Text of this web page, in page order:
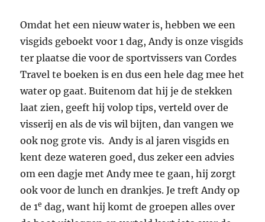
Omdat het een nieuw water is, hebben we een
visgids geboekt voor 1 dag, Andy is onze visgids
ter plaatse die voor de sportvissers van Cordes
Travel te boeken is en dus een hele dag mee het
water op gaat. Buitenom dat hij je de stekken
laat zien, geeft hij volop tips, verteld over de
visserij en als de vis wil bijten, dan vangen we
ook nog grote vis. Andy is al jaren visgids en
kent deze wateren goed, dus zeker een advies
om een dagje met Andy mee te gaan, hij zorgt
ook voor de lunch en drankjes. Je treft Andy op
de 1e dag, want hij komt de groepen alles over